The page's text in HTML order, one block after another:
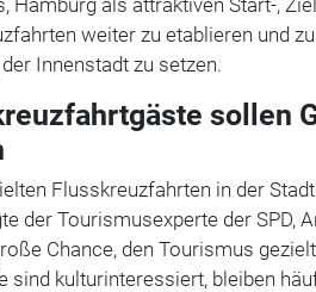
weiter zu etablieren und
Innenstadt zu setzen.
sollen
Flusskreuzfahrten in der
der Tourismusexperte der SPD,
Chance, den Tourismus
sind kulturinteressiert, bleiben